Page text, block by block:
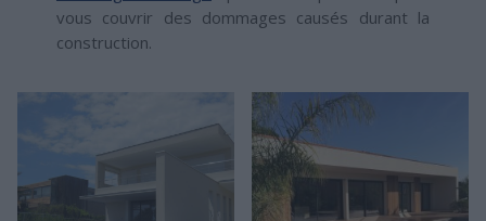
vous couvrir des dommages causés durant la
construction.